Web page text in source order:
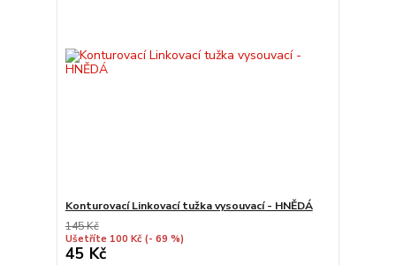
Konturovací Linkovací tužka vysouvací - HNĚDÁ
145 Kč
Ušetříte 100 Kč (- 69 %)
45 Kč